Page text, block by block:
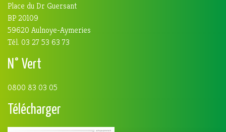
Place du Dr Guersant
BP 20109
59620 Aulnoye-Aymeries
Tél. 03 27 53 63 73
N° Vert
0800 83 03 05
Télécharger